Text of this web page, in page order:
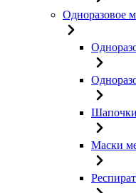
Одноразовое
Шапочки
Маски